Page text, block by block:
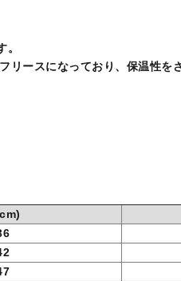
リースになっており、保温性を